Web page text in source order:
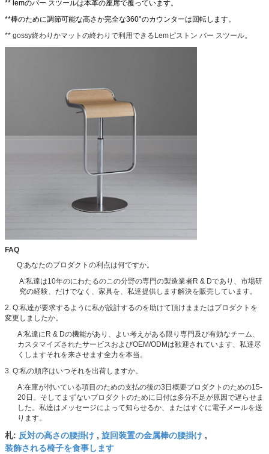
** lemのバー スツールは本革の座席で覆っています。
**棒のために調節可能な高さか完全な360°のカウンターは回転します。
** gossy終わりかマットの終わりで利用できるLemピストン バー スツール。
FAQ
Q:あなたのプロダクトの利点は何ですか。
A:私達は10年のにわたるのこの分野の専門の製造業者R & Dであり、市場研
究の経験、だけでなく、家具を、私達提供します解決を販売しています。
2. Q:私達が要求するように私が設計するのを助けて頂けままたはプロダクトを
変更しましたか。
A:私達にR & Dの機能があり、よい考えがある限り専門及び有効なチーム、
カスタマイズされたサービスおよびOEM/ODMは歓迎されています、私達尽
くしますそれを来させます全力を本当。
3. Q:私の順序はいつそれを出荷しますか。
A:在庫が付いている項目のための支払の後の3日概要プロダクトのための15-
20日。そしてまずないプロダクトのために日付は多分不足が原因で遅らせま
した。私達はメッセージによって知らせるか、またはすぐに電子メールを送
ります。
札: 反対の高さの腰掛け , 旋回装置の金属棒の腰掛け ,
装飾される椅子を食事します